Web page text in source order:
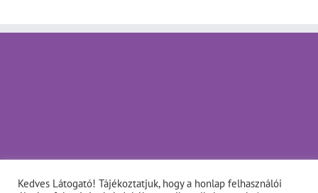
Kedves Látogató! Tájékoztatjuk, hogy a honlap felhasználói